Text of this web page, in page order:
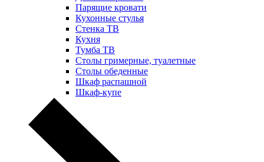
Парящие кровати
Кухонные стулья
Стенка ТВ
Кухня
Тумба ТВ
Столы гримерные, туалетные
Столы обеденные
Шкаф распашной
Шкаф-купе